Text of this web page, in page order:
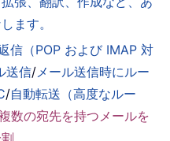
ます。
信（POP および IMAP 対
送信/ メール送信時にルー
/自動転送（高度なルー
数の宛先を持つメールを
...